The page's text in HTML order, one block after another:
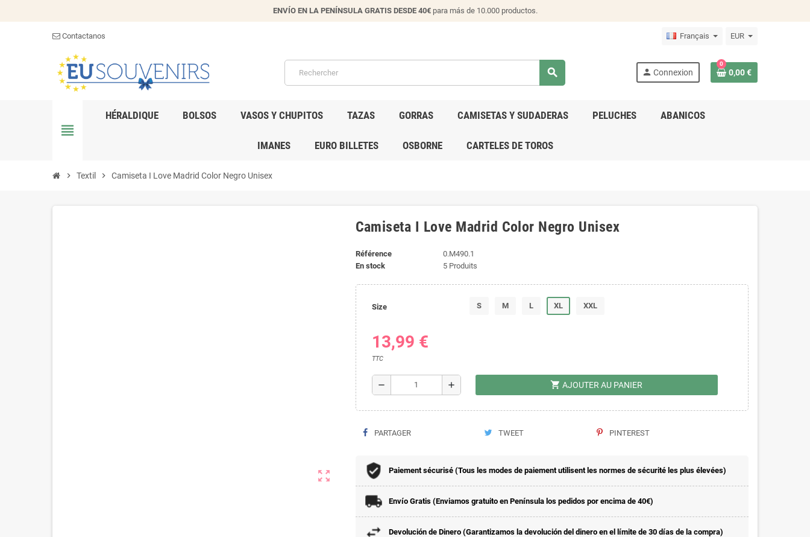
ENVÍO EN LA PENÍNSULA GRATIS DESDE 40€para más de 10.000 productos.
Contactanos Français EUR
search person Connexion
0
0,00 €
view_headline
HÉRALDIQUE BOLSOS VASOS Y CHUPITOS TAZAS GORRAS CAMISETAS Y SUDADERAS PELUCHES ABANICOS
IMANES EURO BILLETES OSBORNE CARTELES DE TOROS
chevron_right Textil chevron_right Camiseta I Love Madrid Color Negro Unisex
zoom_out_map
Camiseta I Love Madrid Color Negro Unisex
Référence
0.M490.1
En stock
5 Produits
Size S M L XL XXL
13,99 €
TTC
remove add shopping_cart AJOUTER AU PANIER
PARTAGER TWEET PINTEREST
Paiement sécurisé (Tous les modes de paiement utilisent les normes de sécurité les plus élevées)
Envío Gratis (Enviamos gratuito en Península los pedidos por encima de 40€)
Devolución de Dinero (Garantizamos la devolución del dinero en el límite de 30 días de la compra)